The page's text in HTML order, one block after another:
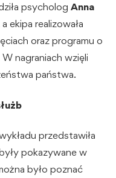
psycholog Anna
ekipa realizowała
oraz programu o
nagraniach wzięli
państwa.
przedstawiła
pokazywane w
było poznać